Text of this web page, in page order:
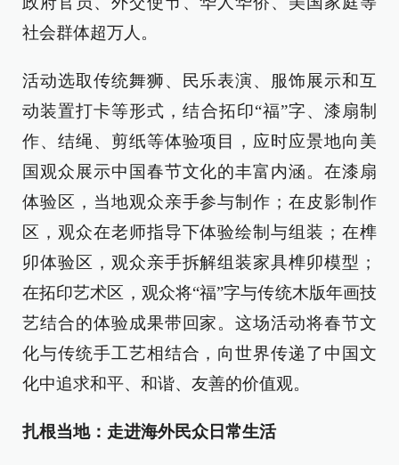
社会群体超万人。
活动选取传统舞狮、民乐表演、服饰展示和互
动装置打卡等形式，结合拓印“福”字、漆扇制
作、结绳、剪纸等体验项目，应时应景地向美
国观众展示中国春节文化的丰富内涵。在漆扇
体验区，当地观众亲手参与制作；在皮影制作
区，观众在老师指导下体验绘制与组装；在榫
卯体验区，观众亲手拆解组装家具榫卯模型；
在拓印艺术区，观众将“福”字与传统木版年画技
艺结合的体验成果带回家。这场活动将春节文
化与传统手工艺相结合，向世界传递了中国文
化中追求和平、和谐、友善的价值观。
扎根当地：走进海外民众日常生活